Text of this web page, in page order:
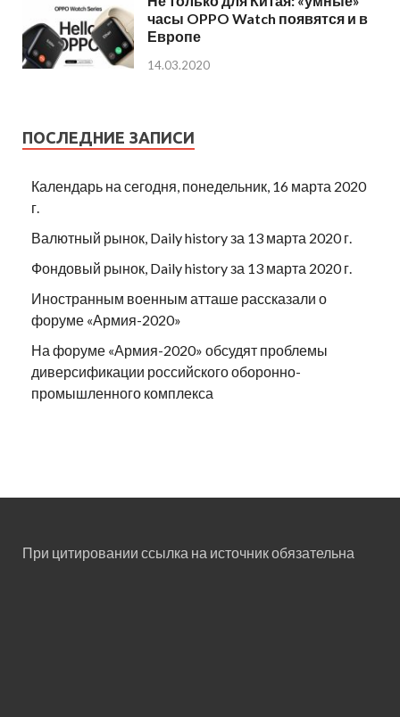
часы OPPO Watch появятся и в
Европе
14.03.2020
ПОСЛЕДНИЕ ЗАПИСИ
Календарь на сегодня, понедельник, 16 марта 2020
г.
Валютный рынок, Daily history за 13 марта 2020 г.
Фондовый рынок, Daily history за 13 марта 2020 г.
Иностранным военным атташе рассказали о
форуме «Армия-2020»
На форуме «Армия-2020» обсудят проблемы
диверсификации российского оборонно-
промышленного комплекса
При цитировании ссылка на источник обязательна